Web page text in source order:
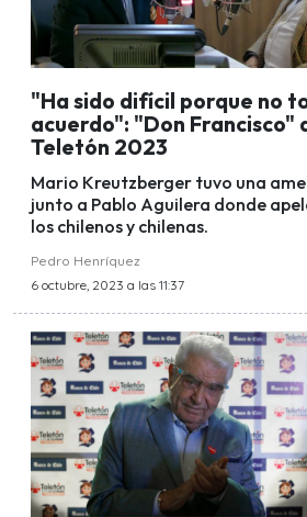
"Ha sido difícil porque no
acuerdo": "Don Francisco"
Teletón 2023
Mario Kreutzberger tuvo una
junto a Pablo Aguilera donde
los chilenos y chilenas.
Pedro Henríquez
6 octubre, 2023 a las 11:37